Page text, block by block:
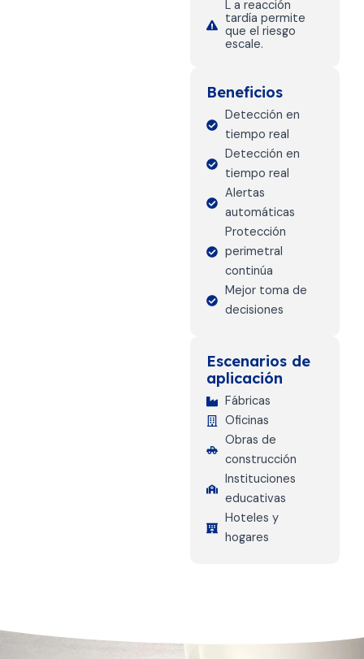
L a reacción
tardía permite
que el riesgo
escale.
Beneficios
Detección en
tiempo real
Detección en
tiempo real
Alertas
automáticas
Protección
perimetral
continúa
Mejor toma de
decisiones
Escenarios de
aplicación
Fábricas
Oficinas
Obras de
construcción
Instituciones
educativas
Hoteles y
hogares